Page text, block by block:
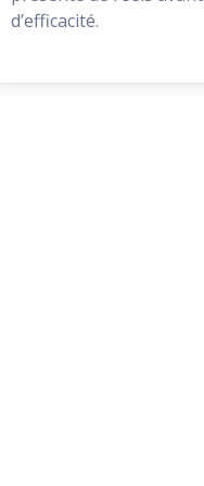
d’efficacité.